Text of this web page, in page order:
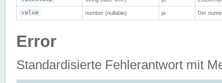
value number (nullable) ja Der
Error
Standardisierte Fehlerantwort mit